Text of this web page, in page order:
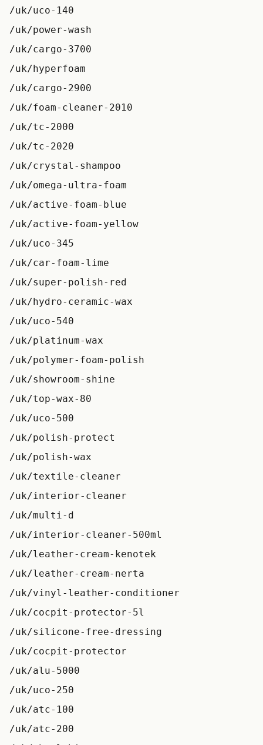
/uk/uco-140
/uk/power-wash
/uk/cargo-3700
/uk/hyperfoam
/uk/cargo-2900
/uk/foam-cleaner-2010
/uk/tc-2000
/uk/tc-2020
/uk/crystal-shampoo
/uk/omega-ultra-foam
/uk/active-foam-blue
/uk/active-foam-yellow
/uk/uco-345
/uk/car-foam-lime
/uk/super-polish-red
/uk/hydro-ceramic-wax
/uk/uco-540
/uk/platinum-wax
/uk/polymer-foam-polish
/uk/showroom-shine
/uk/top-wax-80
/uk/uco-500
/uk/polish-protect
/uk/polish-wax
/uk/textile-cleaner
/uk/interior-cleaner
/uk/multi-d
/uk/interior-cleaner-500ml
/uk/leather-cream-kenotek
/uk/leather-cream-nerta
/uk/vinyl-leather-conditioner
/uk/cocpit-protector-5l
/uk/silicone-free-dressing
/uk/cocpit-protector
/uk/alu-5000
/uk/uco-250
/uk/atc-100
/uk/atc-200